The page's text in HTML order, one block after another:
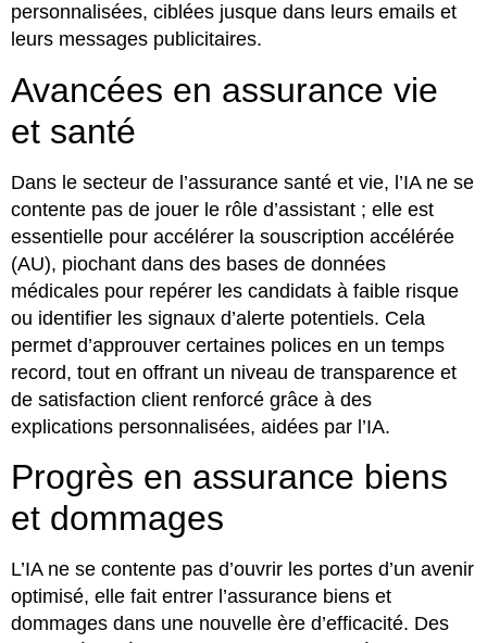
personnalisées, ciblées jusque dans leurs emails et
leurs messages publicitaires.
Avancées en assurance vie
et santé
Dans le secteur de l’assurance santé et vie, l’IA ne se
contente pas de jouer le rôle d’assistant ; elle est
essentielle pour accélérer la souscription accélérée
(AU), piochant dans des bases de données
médicales pour repérer les candidats à faible risque
ou identifier les signaux d’alerte potentiels. Cela
permet d’approuver certaines polices en un temps
record, tout en offrant un niveau de transparence et
de satisfaction client renforcé grâce à des
explications personnalisées, aidées par l’IA.
Progrès en assurance biens
et dommages
L’IA ne se contente pas d’ouvrir les portes d’un avenir
optimisé, elle fait entrer l’assurance biens et
dommages dans une nouvelle ère d’efficacité. Des